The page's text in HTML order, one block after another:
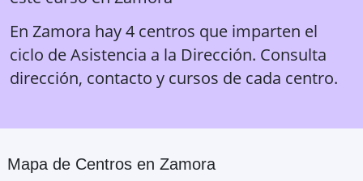
En Zamora hay 4 centros que imparten el
ciclo de Asistencia a la Dirección. Consulta
dirección, contacto y cursos de cada centro.
Mapa de Centros en Zamora